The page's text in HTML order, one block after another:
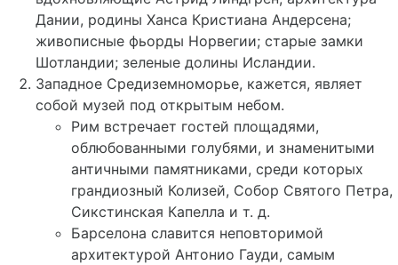
Дании, родины Ханса Кристиана Андерсена;
живописные фьорды Норвегии; старые замки
Шотландии; зеленые долины Исландии.
Западное Средиземноморье, кажется, являет
собой музей под открытым небом.
Рим встречает гостей площадями,
облюбованными голубями, и знаменитыми
античными памятниками, среди которых
грандиозный Колизей, Собор Святого Петра,
Сикстинская Капелла и т. д.
Барселона славится неповторимой
архитектурой Антонио Гауди, самым